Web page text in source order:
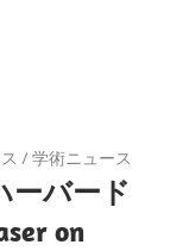
/学術ニュース
ーバード
on